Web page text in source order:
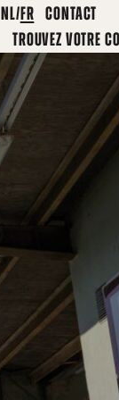
NL FR CONTACT
TROUVEZ VOTRE